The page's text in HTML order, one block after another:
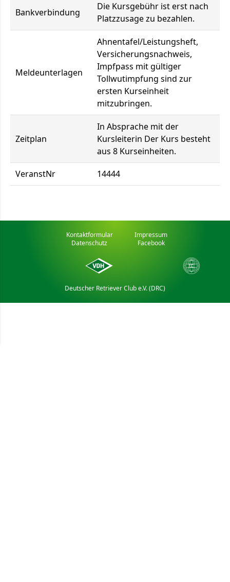
Bankverbindung
Die Kursgebühr ist erst nach
Platzzusage zu bezahlen.
Meldeunterlagen
Ahnentafel/Leistungsheft,
Versicherungsnachweis,
Impfpass mit gültiger
Tollwutimpfung sind zur
ersten Kurseinheit
mitzubringen.
Zeitplan
In Absprache mit der
Kursleiterin Der Kurs besteht
aus 8 Kurseinheiten.
VeranstNr
14444
Deutscher Retriever Club e.V. (DRC)
Kontaktformular
Impressum
Datenschutz
Facebook